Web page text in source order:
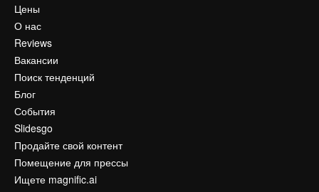
Цены
О нас
Reviews
Вакансии
Поиск тенденций
Блог
События
Slidesgo
Продайте свой контент
Помещение для прессы
Ищете magnific.ai